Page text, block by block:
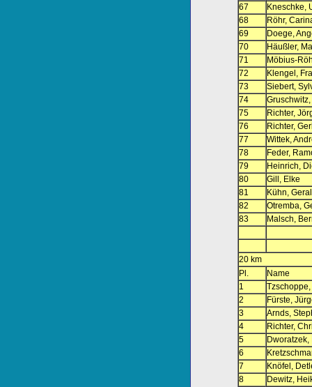
67
Kneschke,
68
Röhr,
69
Doege,
70
Häußler,
71
Möbius-
72
Klengel,
73
Siebert,
74
75
Richter,
76
Richter,
77
Wittek,
78
Feder,
79
Heinrich,
80
Gill, Elke
81
Kühn,
82
Otremba,
83
Malsch,
20 km
Pl.
Name
1
2
Fürste,
3
Arnds,
4
Richter,
5
Dworatzek,
6
7
Knöfel,
8
Dewitz,